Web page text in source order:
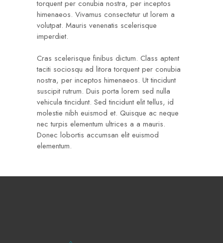
torquent per conubia nostra, per inceptos
himenaeos. Vivamus consectetur ut lorem a
volutpat. Mauris venenatis scelerisque
imperdiet.
Cras scelerisque finibus dictum. Class aptent
taciti sociosqu ad litora torquent per conubia
nostra, per inceptos himenaeos. Ut tincidunt
suscipit rutrum. Duis porta lorem sed nulla
vehicula tincidunt. Sed tincidunt elit tellus, id
molestie nibh euismod et. Quisque ac neque
nec turpis elementum ultrices a a mauris.
Donec lobortis accumsan elit euismod
elementum.